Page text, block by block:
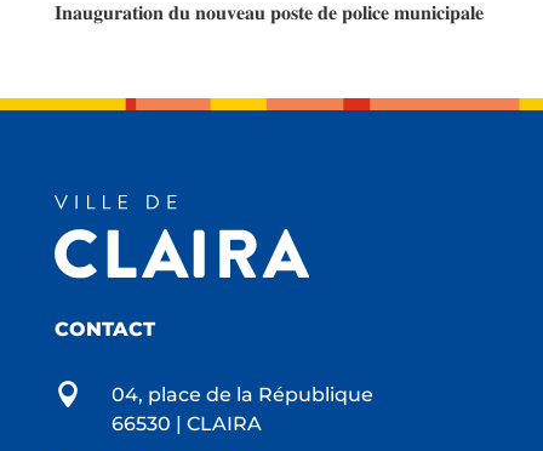
𝐈𝐧𝐚𝐮𝐠𝐮𝐫𝐚𝐭𝐢𝐨𝐧 𝐝𝐮 𝐧𝐨𝐮𝐯𝐞𝐚𝐮 𝐩𝐨𝐬𝐭𝐞 𝐝𝐞 𝐩𝐨𝐥𝐢𝐜𝐞 𝐦𝐮𝐧𝐢𝐜𝐢𝐩𝐚𝐥𝐞
CONTACT

04, place de la République
66530 | CLAIRA